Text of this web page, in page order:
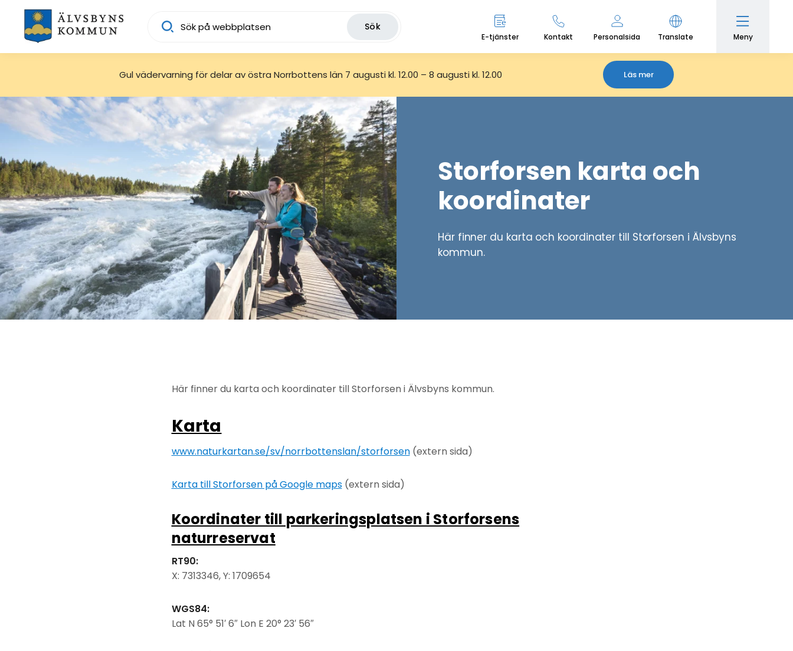
Sök
E-tjänster Kontakt Personalsida Translate Meny
Gul vädervarning för delar av östra Norrbottens län 7 augusti kl. 12.00 – 8 augusti kl. 12.00 Läs mer
Storforsen karta och
koordinater
Här finner du karta och koordinater till Storforsen i Älvsbyns
kommun.
Här finner du karta och koordinater till Storforsen i Älvsbyns kommun.
Karta
www.naturkartan.se/sv/norrbottenslan/storforsen(extern sida)
Karta till Storforsen på Google maps(extern sida)
Koordinater till parkeringsplatsen i Storforsens
naturreservat
RT90:
X: 7313346, Y: 1709654
WGS84:
Lat N 65° 51′ 6″ Lon E 20° 23′ 56″